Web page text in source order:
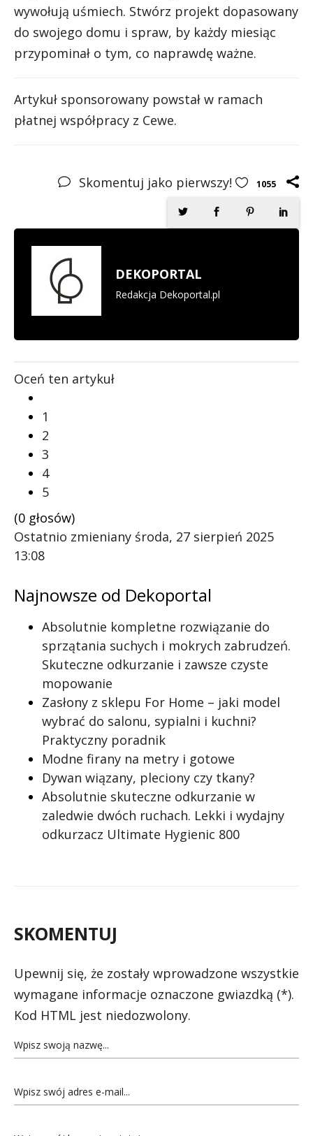
wywołują uśmiech. Stwórz projekt dopasowany
do swojego domu i spraw, by każdy miesiąc
przypominał o tym, co naprawdę ważne.
Artykuł sponsorowany powstał w ramach
płatnej współpracy z Cewe.
Skomentuj jako pierwszy! 1055
DEKOPORTAL
Redakcja Dekoportal.pl
Oceń ten artykuł
1
2
3
4
5
(0 głosów)
Ostatnio zmieniany środa, 27 sierpień 2025
13:08
Najnowsze od Dekoportal
Absolutnie kompletne rozwiązanie do
sprzątania suchych i mokrych zabrudzeń.
Skuteczne odkurzanie i zawsze czyste
mopowanie
Zasłony z sklepu For Home – jaki model
wybrać do salonu, sypialni i kuchni?
Praktyczny poradnik
Modne firany na metry i gotowe
Dywan wiązany, pleciony czy tkany?
Absolutnie skuteczne odkurzanie w
zaledwie dwóch ruchach. Lekki i wydajny
odkurzacz Ultimate Hygienic 800
SKOMENTUJ
Upewnij się, że zostały wprowadzone wszystkie
wymagane informacje oznaczone gwiazdką (*).
Kod HTML jest niedozwolony.